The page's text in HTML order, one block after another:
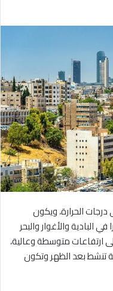
الحرارة، ويكون
البادية والأغوار والبحر
ارتفاعات متوسطة وعالية،
تنشط بعد الظهر وتكون